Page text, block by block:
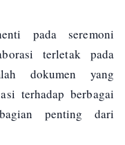
pada seremoni
terletak pada
dokumen yang
terhadap berbagai
penting dari